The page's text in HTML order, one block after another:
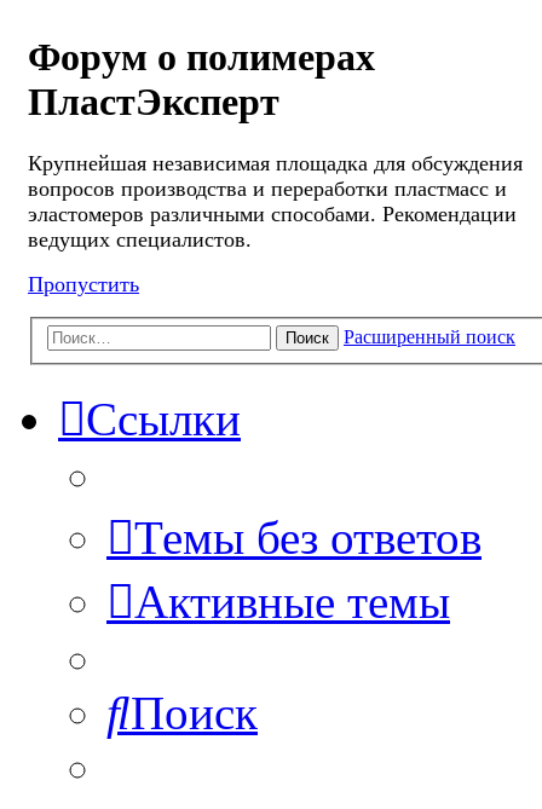
Форум о полимерах
ПластЭксперт
Крупнейшая независимая площадка для обсуждения
вопросов производства и переработки пластмасс и
эластомеров различными способами. Рекомендации
ведущих специалистов.
Пропустить
Поиск Расширенный поиск
Ссылки
Темы без ответов
Активные темы
Поиск